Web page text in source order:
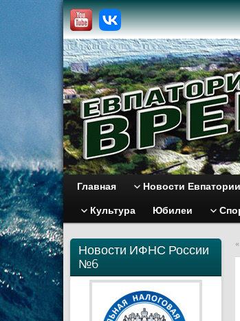
Главная Новости Евпатории
Культура Юбилеи
Новости ИФНС России
№6
«